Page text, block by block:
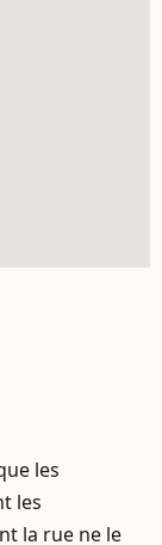
les
les
la rue ne le